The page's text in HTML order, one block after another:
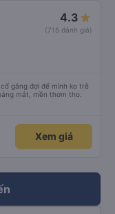
4.3
(715 đánh giá)
gắng đợi để mình ko trễ
mát, mền thơm tho.
Xem giá